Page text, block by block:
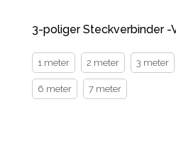
3-poliger Steckverbinder -
1 meter 2 meter 3 meter
6 meter 7 meter